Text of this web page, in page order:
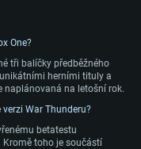
One?
tři balíčky předběžného
herními tituly a
naplánovaná na letošní rok.
War Thunderu?
betatestu
toho je součástí